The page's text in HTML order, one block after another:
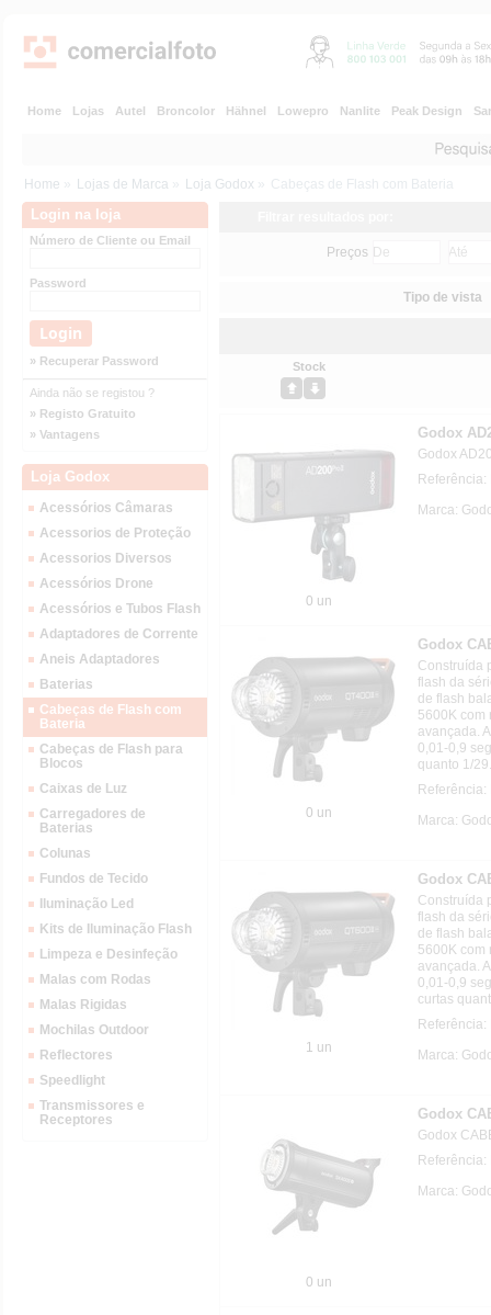
Home Lojas Autel Broncolor Hähnel Lowepro Nanlite Peak Design
Home » Lojas de Marca » Loja Godox » Cabeças de Flash com Bateria
Login na loja
Número de Cliente ou Email
Password
» Recuperar Password
Ainda não se registou ?
» Registo Gratuito
» Vantagens
Loja Godox
Acessórios Câmaras
Acessorios de Proteção
Acessorios Diversos
Acessórios Drone
Acessórios e Tubos Flash
Adaptadores de Corrente
Aneis Adaptadores
Baterias
Cabeças de Flash com
Bateria
Cabeças de Flash para
Blocos
Caixas de Luz
Carregadores de
Baterias
Colunas
Fundos de Tecido
Iluminação Led
Kits de Iluminação Flash
Limpeza e Desinfeção
Malas com Rodas
Malas Rigidas
Mochilas Outdoor
Reflectores
Speedlight
Transmissores e
Receptores
Preços
Tipo de vista
Stock
0 un
Godox
Godox
Marca:
0 un
Godox
Construída
flash da
de flash
5600K com
avançada.
0,01-0,9
quanto 1/
Marca:
1 un
Godox
Construída
flash da
de flash
5600K com
avançada.
0,01-0,9
curtas
Marca:
0 un
Godox
Godox
Marca: